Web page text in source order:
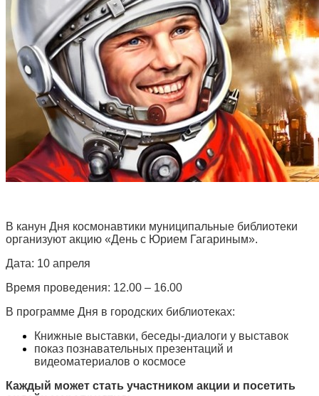
В канун Дня космонавтики муниципальные библиотеки
организуют акцию «День с Юрием Гагариным».
Дата: 10 апреля
Время проведения: 12.00 – 16.00
В программе Дня в городских библиотеках:
Книжные выставки, беседы-диалоги у выставок
показ познавательных презентаций и
видеоматериалов о космосе
Каждый может стать участником акции и посетить